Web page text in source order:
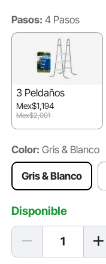
Pasos: 4 Pasos
3 Peldaños
Mex$1,194
Mex$2,001
Color: Gris & Blanco
Gris & Blanco
Disponible